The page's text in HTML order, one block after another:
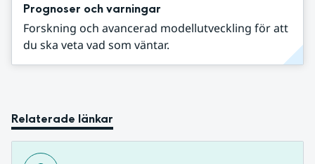
Prognoser och varningar
Forskning och avancerad modellutveckling för att
du ska veta vad som väntar.
Relaterade länkar